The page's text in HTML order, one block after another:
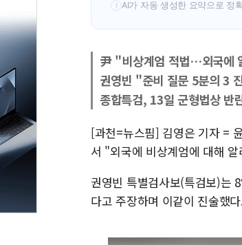
! AI가 자동 생성한 요약으로 정
尹 "비상계엄 적법…외국에
권영빈 "준비 질문 5분의 3
종합특검, 13일 군형법상 반
[과천=뉴스핌] 김영은 기자 =
서 "외국에 비상계엄에 대해
권영빈 특별검사보(특검보)는
다고 주장하며 이같이 진술했